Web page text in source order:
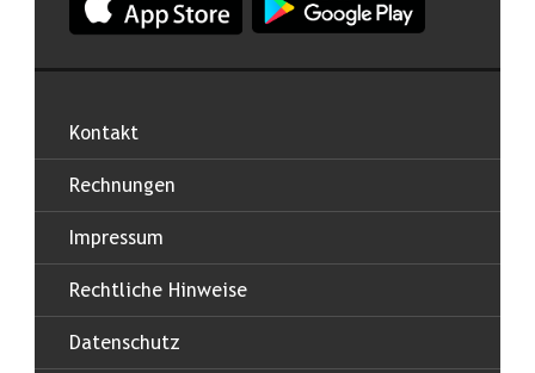
Kontakt
Rechnungen
Impressum
Rechtliche Hinweise
Datenschutz